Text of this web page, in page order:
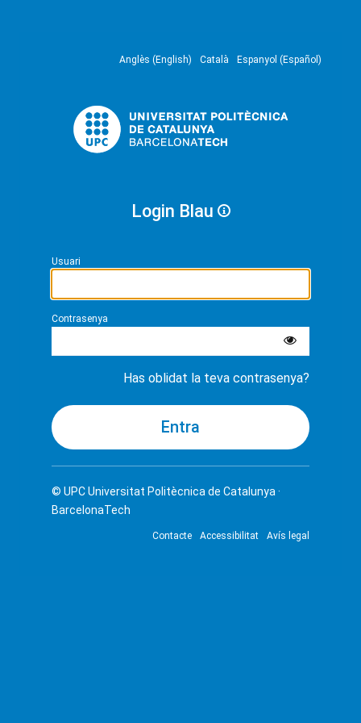
Anglès (English) Català Espanyol (Español)
Login Blau
Usuari
Contrasenya
Has oblidat la teva contrasenya?
© UPCUniversitat Politècnica de Catalunya ·
BarcelonaTech
Contacte Accessibilitat Avís legal